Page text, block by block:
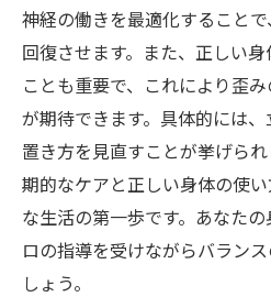
神経の働きを最適化すること
回復させます。また、正しい
ことも重要で、これにより歪
が期待できます。具体的には
置き方を見直すことが挙げら
期的なケアと正しい身体の使
な生活の第一歩です。あなた
ロの指導を受けながらバラン
しょう。